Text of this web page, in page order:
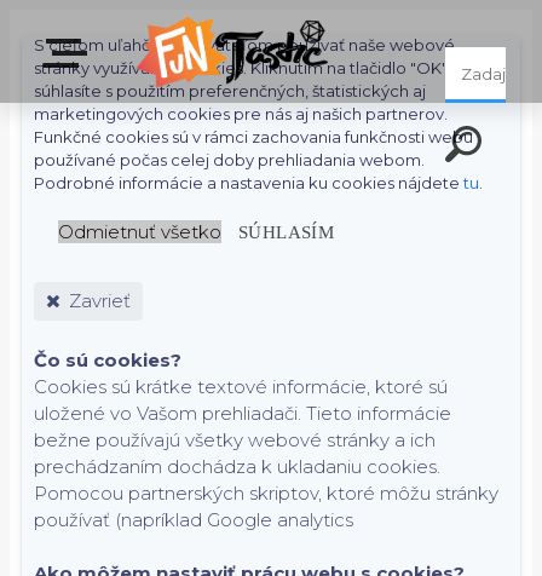
S cieľom uľahčiť používateľom používať naše webové
stránky využívame cookies. Kliknutím na tlačidlo "OK"
súhlasíte s použitím preferenčných, štatistických aj
marketingových cookies pre nás aj našich partnerov.
Funkčné cookies sú v rámci zachovania funkčnosti webu
používané počas celej doby prehliadania webom.
Podrobné informácie a nastavenia ku cookies nájdetetu
Odmietnuť všetko SÚHLASÍM
Zavrieť
Čo sú cookies?
Cookies sú krátke textové informácie, ktoré sú
uložené vo Vašom prehliadači. Tieto informácie
bežne používajú všetky webové stránky a ich
prechádzaním dochádza k ukladaniu cookies.
Pomocou partnerských skriptov, ktoré môžu stránky
používať (napríklad Google analytics